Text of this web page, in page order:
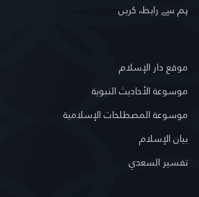
ہم سے رابطہ کریں
موقع دار الإسلام
موسوعة الأحاديث النبوية
موسوعة المصطلحات الإسلامية
بيان الإسلام
تفسير السعدي